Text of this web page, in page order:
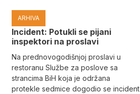
ARHIVA
Incident: Potukli se pijani
inspektori na proslavi
Na prednovogodišnjoj proslavi u
restoranu Službe za poslove sa
strancima BiH koja je održana
protekle sedmice dogodio se incident